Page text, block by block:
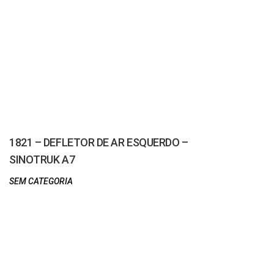
1821 – DEFLETOR DE AR ESQUERDO –
SINOTRUK A7
SEM CATEGORIA